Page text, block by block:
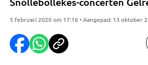
5 februari 2020 om 17:16 • Aangepast 13 oktober